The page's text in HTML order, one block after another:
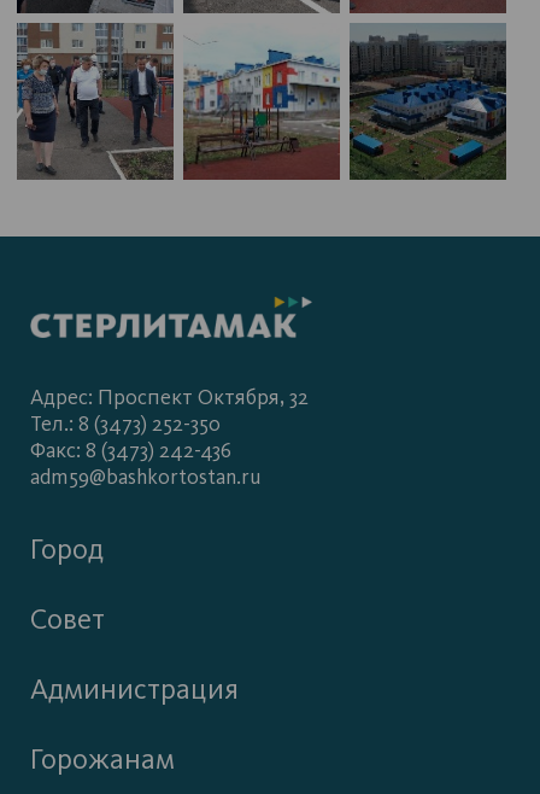
Адрес: Проспект Октября, 32
Тел.: 8 (3473) 252-350
Факс: 8 (3473) 242-436
adm59@bashkortostan.ru
Город
Совет
Администрация
Горожанам